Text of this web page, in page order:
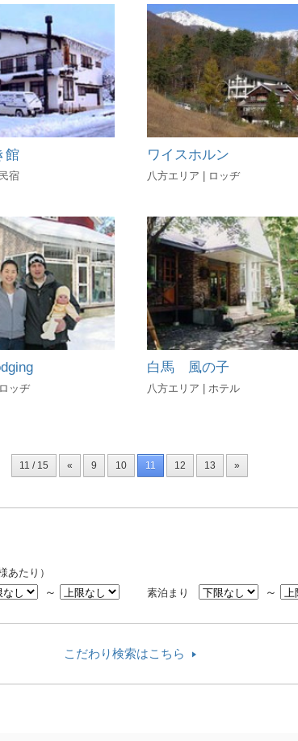
館
宿
ワイスホルン
八方エリア | ロッヂ
ッヂ
白馬 風の子
八方エリア | ホテル
11 / 15 « 9 10 11 12 13 »
あたり）
～ 素泊まり ～
こだわり検索はこちら